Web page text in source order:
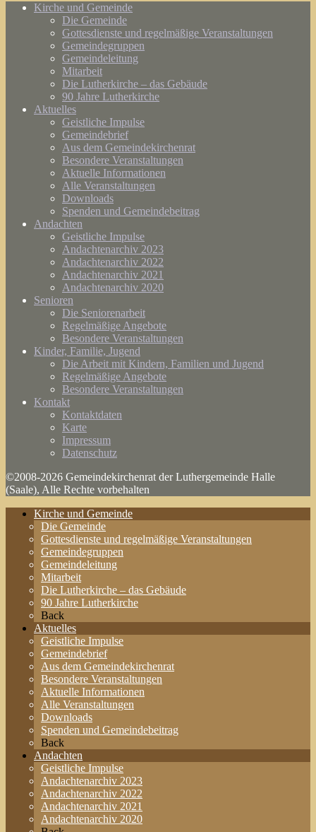
Kirche und Gemeinde
Die Gemeinde
Gottesdienste und regelmäßige Veranstaltungen
Gemeindegruppen
Gemeindeleitung
Mitarbeit
Die Lutherkirche – das Gebäude
90 Jahre Lutherkirche
Aktuelles
Geistliche Impulse
Gemeindebrief
Aus dem Gemeindekirchenrat
Besondere Veranstaltungen
Aktuelle Informationen
Alle Veranstaltungen
Downloads
Spenden und Gemeindebeitrag
Andachten
Geistliche Impulse
Andachtenarchiv 2023
Andachtenarchiv 2022
Andachtenarchiv 2021
Andachtenarchiv 2020
Senioren
Die Seniorenarbeit
Regelmäßige Angebote
Besondere Veranstaltungen
Kinder, Familie, Jugend
Die Arbeit mit Kindern, Familien und Jugend
Regelmäßige Angebote
Besondere Veranstaltungen
Kontakt
Kontaktdaten
Karte
Impressum
Datenschutz
©2008-2026 Gemeindekirchenrat der Luthergemeinde Halle
(Saale), Alle Rechte vorbehalten
Kirche und Gemeinde
Die Gemeinde
Gottesdienste und regelmäßige Veranstaltungen
Gemeindegruppen
Gemeindeleitung
Mitarbeit
Die Lutherkirche – das Gebäude
90 Jahre Lutherkirche
Back
Aktuelles
Geistliche Impulse
Gemeindebrief
Aus dem Gemeindekirchenrat
Besondere Veranstaltungen
Aktuelle Informationen
Alle Veranstaltungen
Downloads
Spenden und Gemeindebeitrag
Back
Andachten
Geistliche Impulse
Andachtenarchiv 2023
Andachtenarchiv 2022
Andachtenarchiv 2021
Andachtenarchiv 2020